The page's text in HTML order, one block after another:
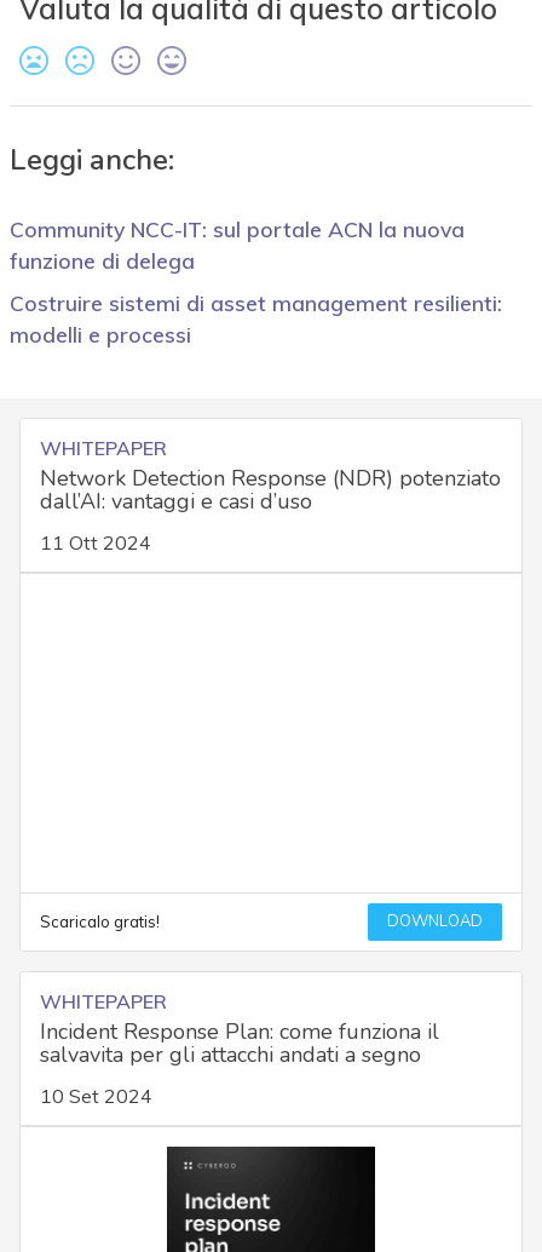
Valuta la qualità di questo articolo
Leggi anche:
Community NCC-IT: sul portale ACN la nuova
funzione di delega
Costruire sistemi di asset management resilienti:
modelli e processi
WHITEPAPER
Network Detection Response (NDR) potenziato
dall’AI: vantaggi e casi d’uso
11 Ott 2024
Scaricalo gratis! DOWNLOAD
WHITEPAPER
Incident Response Plan: come funziona il
salvavita per gli attacchi andati a segno
10 Set 2024